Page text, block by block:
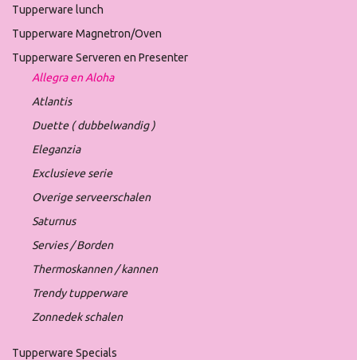
Tupperware lunch
Tupperware Magnetron/Oven
Tupperware Serveren en Presenter
Allegra en Aloha
Atlantis
Duette ( dubbelwandig )
Eleganzia
Exclusieve serie
Overige serveerschalen
Saturnus
Servies / Borden
Thermoskannen / kannen
Trendy tupperware
Zonnedek schalen
Tupperware Specials